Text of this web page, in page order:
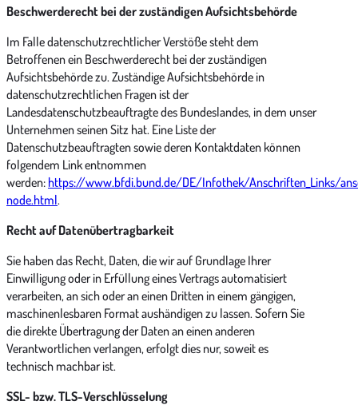
Beschwerderecht bei der zuständigen Aufsichtsbehörde
Im Falle datenschutzrechtlicher Verstöße steht dem
Betroffenen ein Beschwerderecht bei der zuständigen
Aufsichtsbehörde zu. Zuständige Aufsichtsbehörde in
datenschutzrechtlichen Fragen ist der
Landesdatenschutzbeauftragte des Bundeslandes, in dem unser
Unternehmen seinen Sitz hat. Eine Liste der
Datenschutzbeauftragten sowie deren Kontaktdaten können
folgendem Link entnommen
werden: https://www.bfdi.bund.de/DE/Infothek/Anschriften_Links/
node.html.
Recht auf Datenübertragbarkeit
Sie haben das Recht, Daten, die wir auf Grundlage Ihrer
Einwilligung oder in Erfüllung eines Vertrags automatisiert
verarbeiten, an sich oder an einen Dritten in einem gängigen,
maschinenlesbaren Format aushändigen zu lassen. Sofern Sie
die direkte Übertragung der Daten an einen anderen
Verantwortlichen verlangen, erfolgt dies nur, soweit es
technisch machbar ist.
SSL- bzw. TLS-Verschlüsselung